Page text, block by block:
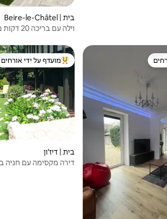
בית | Beire-le-Châtel
על ידי אורחים מוביל בקרב נכסים
מועדף על ידי אורחים
בית | דיז'ון
דירה מקסימה עם חניה